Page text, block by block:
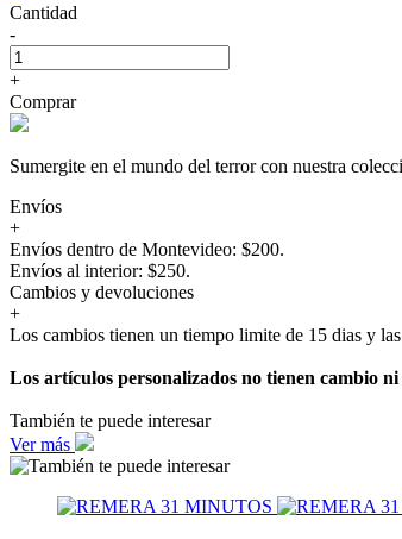
Cantidad
-
+
Comprar
Sumergite en el mundo del terror con nuestra
Envíos
+
Envíos dentro de Montevideo: $200.
Envíos al interior: $250.
Cambios y devoluciones
+
Los cambios tienen un tiempo limite de 15 dias y
Los artículos personalizados no tienen cambio
También te puede interesar
Ver más